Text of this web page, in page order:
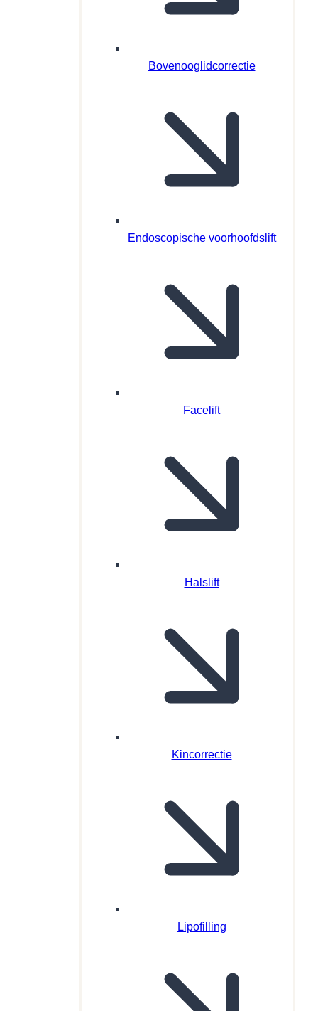
Bovenooglidcorrectie
Endoscopische voorhoofdslift
Facelift
Halslift
Kincorrectie
Lipofilling